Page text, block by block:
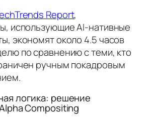
Report,
использующие AI-нативные
экономят около 4.5 часов
по сравнению с теми, кто
ручным покадровым
логика: решение
Compositing